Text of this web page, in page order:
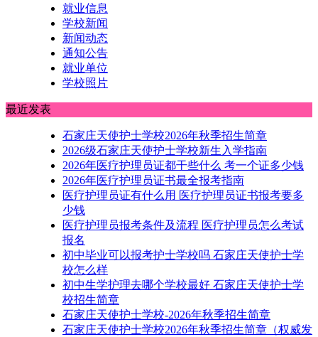
就业信息
学校新闻
新闻动态
通知公告
就业单位
学校照片
最近发表
石家庄天使护士学校2026年秋季招生简章
2026级石家庄天使护士学校新生入学指南
2026年医疗护理员证都干些什么 考一个证多少钱
2026年医疗护理员证书最全报考指南
医疗护理员证有什么用 医疗护理员证书报考要多
少钱
医疗护理员报考条件及流程 医疗护理员怎么考试
报名
初中毕业可以报考护士学校吗 石家庄天使护士学
校怎么样
初中生学护理去哪个学校最好 石家庄天使护士学
校招生简章
石家庄天使护士学校-2026年秋季招生简章
石家庄天使护士学校2026年秋季招生简章（权威发